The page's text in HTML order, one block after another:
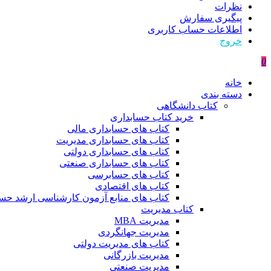
نظرات
پیگیری سفارش
اطلاعات حساب كاربری
خروج
0
خانه
دسته بندی
کتاب دانشگاهی
خرید کتاب حسابداری
کتاب های حسابداری مالی
کتاب های حسابداری مدیریت
کتاب های حسابداری دولتی
کتاب های حسابداری صنعتی
کتاب های حسابرسی
کتاب های اقتصادی
کتاب های منابع آزمون کارشناسی ارشد
کتاب مدیریت
مدیریت MBA
مدیریت جهانگردی
کتاب های مدیریت دولتی
مدیریت بازرگانی
مدیریت صنعتی